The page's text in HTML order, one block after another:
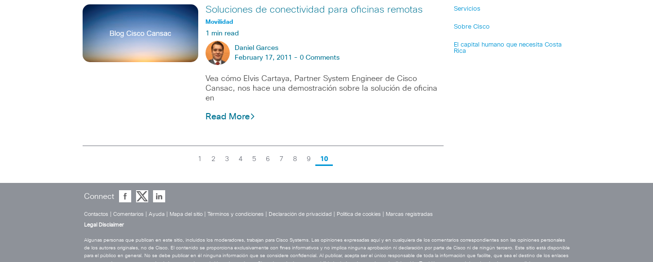
Soluciones de conectividad para oficinas remotas
Movilidad
1 min read
Daniel Garces
February 17, 2011 - 0 Comments
Vea cómo Elvis Cartaya, Partner System Engineer de Cisco
Cansac, nos hace una demostración sobre la solución de oficina
en
Read More
1 2 3 4 5 6 7 8 9 10
Servicios
Sobre Cisco
El capital humano que necesita Costa
Rica
Connect
Contactos Comentarios Ayuda Mapa del sitio| Términos y condiciones Declaración de privacidad Política de cookies
Marcas registradas
Legal Disclaimer
Algunas personas que publican en este sitio, incluidos los moderadores, trabajan para Cisco Systems. Las opiniones expresadas aquí y en cualquiera de los comentarios correspondientes son las opiniones personales
de los autores originales, no de Cisco. El contenido se proporciona exclusivamente con fines informativos y no implica ninguna aprobación ni declaración por parte de Cisco ni de ningún tercero. Este sitio está disponible
para el público en general. No se debe publicar en él ninguna información que se considere confidencial. Al publicar, acepta ser el único responsable de toda la información que facilite, que sea el destino de los enlaces